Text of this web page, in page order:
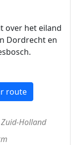
over het eiland
Dordrecht en
route
Zuid-Holland